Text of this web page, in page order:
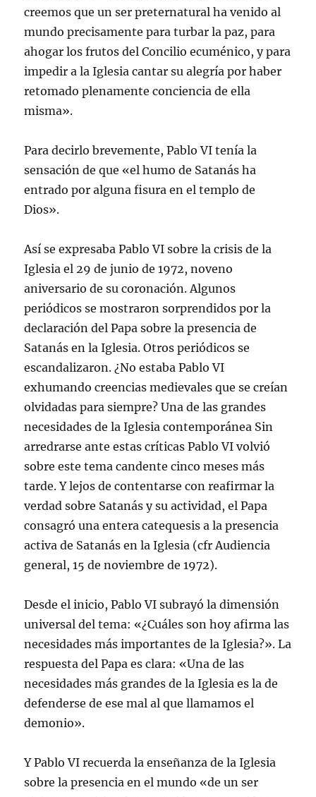
creemos que un ser preternatural ha venido al
mundo precisamente para turbar la paz, para
ahogar los frutos del Concilio ecuménico, y para
impedir a la Iglesia cantar su alegría por haber
retomado plenamente conciencia de ella
misma».
Para decirlo brevemente, Pablo VI tenía la
sensación de que «el humo de Satanás ha
entrado por alguna fisura en el templo de
Dios».
Así se expresaba Pablo VI sobre la crisis de la
Iglesia el 29 de junio de 1972, noveno
aniversario de su coronación. Algunos
periódicos se mostraron sorprendidos por la
declaración del Papa sobre la presencia de
Satanás en la Iglesia. Otros periódicos se
escandalizaron. ¿No estaba Pablo VI
exhumando creencias medievales que se creían
olvidadas para siempre? Una de las grandes
necesidades de la Iglesia contemporánea Sin
arredrarse ante estas críticas Pablo VI volvió
sobre este tema candente cinco meses más
tarde. Y lejos de contentarse con reafirmar la
verdad sobre Satanás y su actividad, el Papa
consagró una entera catequesis a la presencia
activa de Satanás en la Iglesia (cfr Audiencia
general, 15 de noviembre de 1972).
Desde el inicio, Pablo VI subrayó la dimensión
universal del tema: «¿Cuáles son hoy afirma las
necesidades más importantes de la Iglesia?». La
respuesta del Papa es clara: «Una de las
necesidades más grandes de la Iglesia es la de
defenderse de ese mal al que llamamos el
demonio».
Y Pablo VI recuerda la enseñanza de la Iglesia
sobre la presencia en el mundo «de un ser